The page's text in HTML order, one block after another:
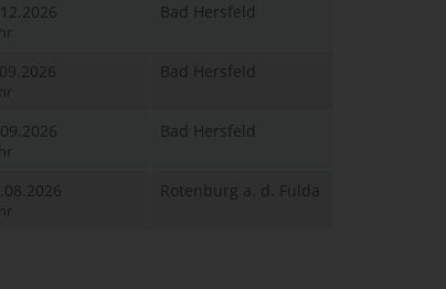
Bad Hersfeld
Bad Hersfeld
Bad Hersfeld
Rotenburg a. d. Fulda